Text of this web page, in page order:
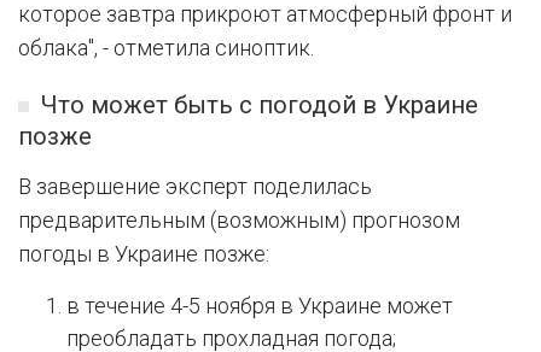
которое завтра прикроют атмосферный фронт и
облака", - отметила синоптик.
Что может быть с погодой в Украине
позже
В завершение эксперт поделилась
предварительным (возможным) прогнозом
погоды в Украине позже:
в течение 4-5 ноября в Украине может
преобладать прохладная погода;